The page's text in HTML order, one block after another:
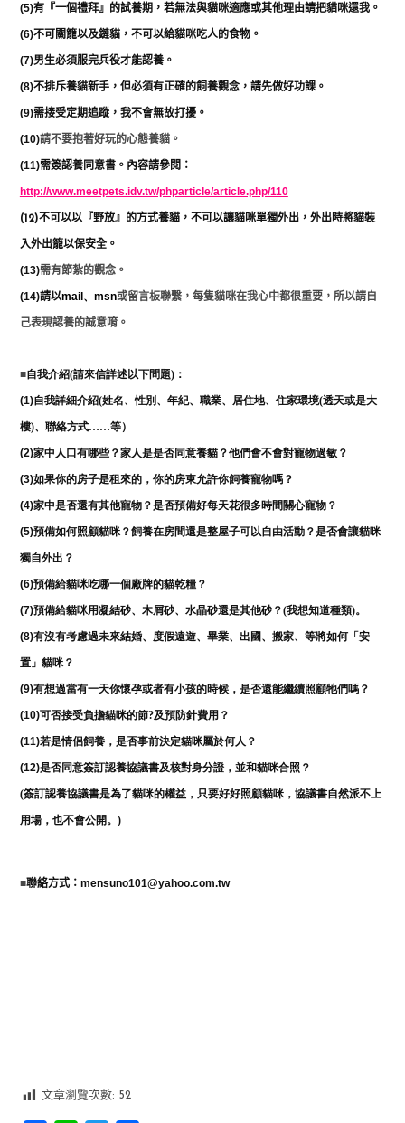
(5)有『一個禮拜』的試養期，若無法與貓咪適應或其他理由請把貓咪還我。
(6)不可關籠以及鏈貓，不可以給貓咪吃人的食物。
(7)男生必須服完兵役才能認養。
(8)不排斥養貓新手，但必須有正確的飼養觀念，請先做好功課。
(9)需接受定期追蹤，我不會無故打擾。
(10)請不要抱著好玩的心態養貓。
(11)需簽認養同意書。內容請參閱：
http://www.meetpets.idv.tw/phparticle/article.php/110
(12)不可以以『野放』的方式養貓，不可以讓貓咪單獨外出，外出時將貓裝
入外出籠以保安全。
(13)需有節紮的觀念。
(14)請以mail 、 msn或留言板聯繫，每隻貓咪在我心中都很重要，所以請自
己表現認養的誠意唷。
■自我介紹(請來信詳述以下問題)：
(1)自我詳細介紹(姓名、性別、年紀、職業、居住地、住家環境(透天或是大
樓)、聯絡方式……等）
(2)家中人口有哪些？家人是是否同意養貓？他們會不會對寵物過敏？
(3)如果你的房子是租來的，你的房東允許你飼養寵物嗎？
(4)家中是否還有其他寵物？是否預備好每天花很多時間關心寵物？
(5)預備如何照顧貓咪？飼養在房間還是整屋子可以自由活動？是否會讓貓咪
獨自外出？
(6)預備給貓咪吃哪一個廠牌的貓乾糧？
(7)預備給貓咪用凝結砂、木屑砂、水晶砂還是其他砂？(我想知道種類)。
(8)有沒有考慮過未來結婚、度假遠遊、畢業、出國、搬家、等將如何「安
置」貓咪？
(9)有想過當有一天你懷孕或者有小孩的時候，是否還能繼續照顧牠們嗎？
(10)可否接受負擔貓咪的節?及預防針費用？
(11)若是情侶飼養，是否事前決定貓咪屬於何人？
(12)是否同意簽訂認養協議書及核對身分證，並和貓咪合照？
(簽訂認養協議書是為了貓咪的權益，只要好好照顧貓咪，協議書自然派不上
用場，也不會公開。)
■聯絡方式： mensuno101@yahoo.com.tw
文章瀏覽次數: 52